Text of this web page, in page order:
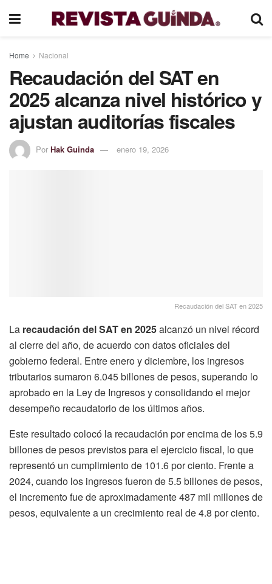
Home Nacional
Recaudación del SAT en
2025 alcanza nivel histórico y
ajustan auditorías fiscales
Por Hak Guinda enero 19, 2026
Recaudación del SAT en 2025
La recaudación del SAT en 2025alcanzó un nivel récord
al cierre del año, de acuerdo con datos oficiales del
gobierno federal. Entre enero y diciembre, los ingresos
tributarios sumaron 6.045 billones de pesos, superando lo
aprobado en la Ley de Ingresos y consolidando el mejor
desempeño recaudatorio de los últimos años.
Este resultado colocó la recaudación por encima de los 5.9
billones de pesos previstos para el ejercicio fiscal, lo que
representó un cumplimiento de 101.6 por ciento. Frente a
2024, cuando los ingresos fueron de 5.5 billones de pesos,
el incremento fue de aproximadamente 487 mil millones de
pesos, equivalente a un crecimiento real de 4.8 por ciento.